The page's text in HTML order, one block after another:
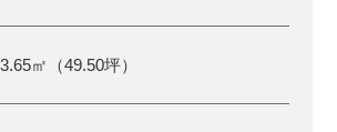
㎡（49.50坪）